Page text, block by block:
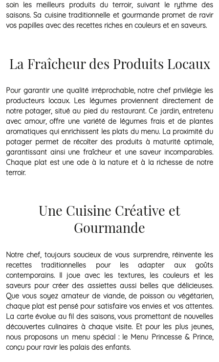
soin les meilleurs produits du terroir, suivant le rythme des
saisons. Sa cuisine traditionnelle et gourmande promet de ravir
vos papilles avec des recettes riches en couleurs et en saveurs.
La Fraîcheur des Produits Locaux
Pour garantir une qualité irréprochable, notre chef privilégie les
producteurs locaux. Les légumes proviennent directement de
notre potager, situé au pied du restaurant. Ce jardin, entretenu
avec amour, offre une variété de légumes frais et de plantes
aromatiques qui enrichissent les plats du menu. La proximité du
potager permet de récolter des produits à maturité optimale,
garantissant ainsi une fraîcheur et une saveur incomparables.
Chaque plat est une ode à la nature et à la richesse de notre
terroir.
Une Cuisine Créative et
Gourmande
Notre chef, toujours soucieux de vous surprendre, réinvente les
recettes traditionnelles pour les adapter aux goûts
contemporains. Il joue avec les textures, les couleurs et les
saveurs pour créer des assiettes aussi belles que délicieuses.
Que vous soyez amateur de viande, de poisson ou végétarien,
chaque plat est pensé pour satisfaire vos envies et vos attentes.
La carte évolue au fil des saisons, vous promettant de nouvelles
découvertes culinaires à chaque visite. Et pour les plus jeunes,
nous proposons un menu spécial : le Menu Princesse & Prince,
conçu pour ravir les palais des enfants.